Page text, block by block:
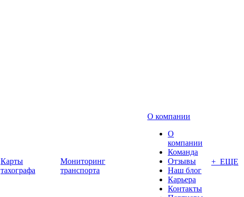
Карты
тахографа
Мониторинг
транспорта
О компании
О
компании
Команда
Отзывы
Наш блог
Карьера
Контакты
+ ЕЩЕ